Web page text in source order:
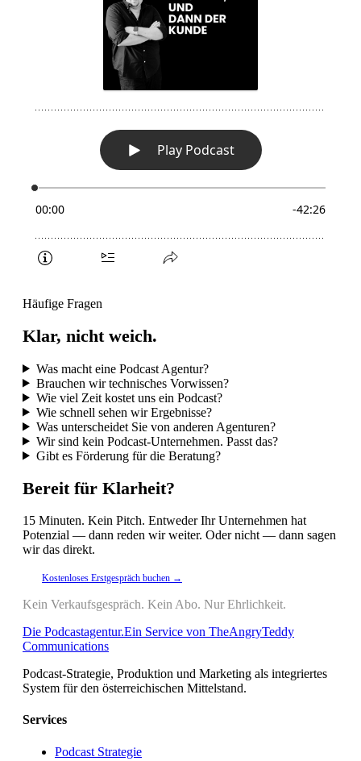
Häufige Fragen
Klar, nicht weich.
Was macht eine Podcast Agentur?
Brauchen wir technisches Vorwissen?
Wie viel Zeit kostet uns ein Podcast?
Wie schnell sehen wir Ergebnisse?
Was unterscheidet Sie von anderen Agenturen?
Wir sind kein Podcast-Unternehmen. Passt das?
Gibt es Förderung für die Beratung?
Bereit für Klarheit?
15 Minuten. Kein Pitch. Entweder Ihr Unternehmen hat
Potenzial — dann reden wir weiter. Oder nicht — dann sagen
wir das direkt.
Kostenloses Erstgespräch buchen →
Kein Verkaufsgespräch. Kein Abo. Nur Ehrlichkeit.
Die Podcastagentur.Ein Service von TheAngryTeddy
Communications
Podcast-Strategie, Produktion und Marketing als integriertes
System für den österreichischen Mittelstand.
Services
Podcast Strategie